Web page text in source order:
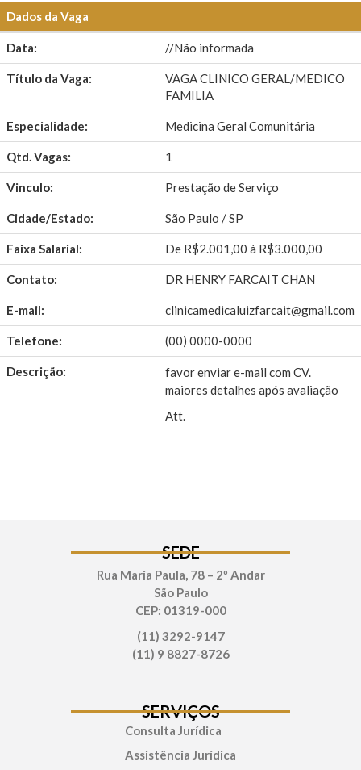
Dados da Vaga
Data: //Não informada
Título da Vaga:
VAGA CLINICO GERAL/MEDICO
FAMILIA
Especialidade: Medicina Geral Comunitária
Qtd. Vagas: 1
Vinculo: Prestação de Serviço
Cidade/Estado: São Paulo / SP
Faixa Salarial: De R$2.001,00 à R$3.000,00
Contato: DR HENRY FARCAIT CHAN
E-mail: clinicamedicaluizfarcait@gmail.com
Telefone: (00) 0000-0000
Descrição:
favor enviar e-mail com CV.
maiores detalhes após avaliação
Att.
SEDE
Rua Maria Paula, 78 – 2º Andar
São Paulo
CEP: 01319-000
(11) 3292-9147
(11) 9 8827-8726
SERVIÇOS
Consulta Jurídica
Assistência Jurídica